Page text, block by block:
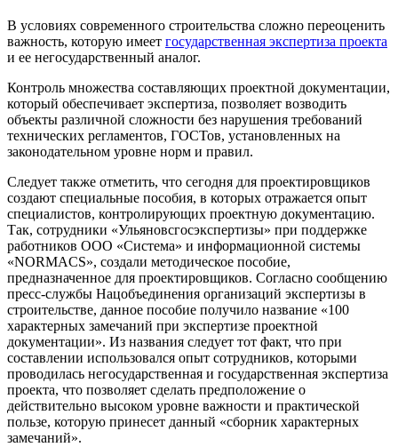
В условиях современного строительства сложно переоценить
важность, которую имеет государственная экспертиза проекта
и ее негосударственный аналог.
Контроль множества составляющих проектной документации,
который обеспечивает экспертиза, позволяет возводить
объекты различной сложности без нарушения требований
технических регламентов, ГОСТов, установленных на
законодательном уровне норм и правил.
Следует также отметить, что сегодня для проектировщиков
создают специальные пособия, в которых отражается опыт
специалистов, контролирующих проектную документацию.
Так, сотрудники «Ульяновсгосэкспертизы» при поддержке
работников ООО «Система» и информационной системы
«NORMACS», создали методическое пособие,
предназначенное для проектировщиков. Согласно сообщению
пресс-службы Нацобъединения организаций экспертизы в
строительстве, данное пособие получило название «100
характерных замечаний при экспертизе проектной
документации». Из названия следует тот факт, что при
составлении использовался опыт сотрудников, которыми
проводилась негосударственная и государственная экспертиза
проекта, что позволяет сделать предположение о
действительно высоком уровне важности и практической
пользе, которую принесет данный «сборник характерных
замечаний».